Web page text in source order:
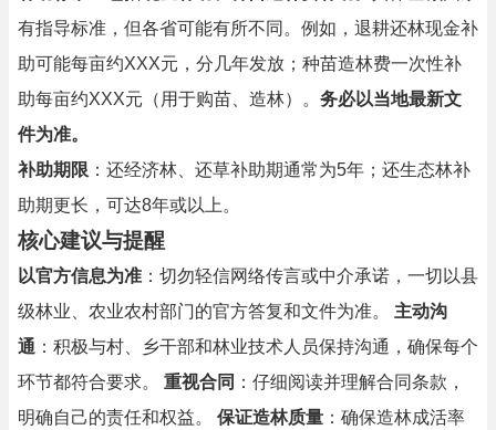
有指导标准，但各省可能有所不同。例如，退耕还林现金补
助可能每亩约XXX元，分几年发放；种苗造林费一次性补
助每亩约XXX元（用于购苗、造林）。 务必以当地最新文
件为准。
补助期限 ：还经济林、还草补助期通常为5年；还生态林补
助期更长，可达8年或以上。
核心建议与提醒
以官方信息为准 ：切勿轻信网络传言或中介承诺，一切以县
级林业、农业农村部门的官方答复和文件为准。 主动沟
通 ：积极与村、乡干部和林业技术人员保持沟通，确保每个
环节都符合要求。 重视合同 ：仔细阅读并理解合同条款，
明确自己的责任和权益。 保证造林质量 ：确保造林成活率